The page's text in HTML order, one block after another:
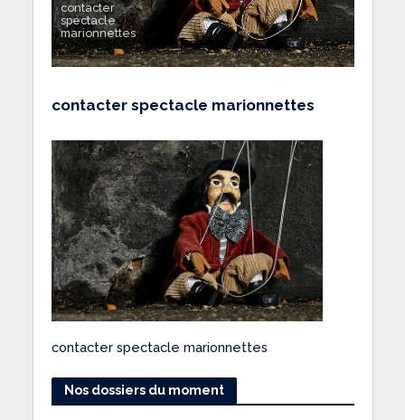
contacter
spectacle
marionnettes
contacter spectacle marionnettes
contacter spectacle marionnettes
Nos dossiers du moment